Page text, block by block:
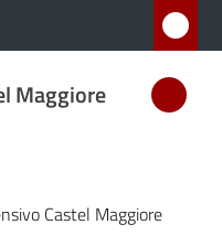
Maggiore
Castel Maggiore